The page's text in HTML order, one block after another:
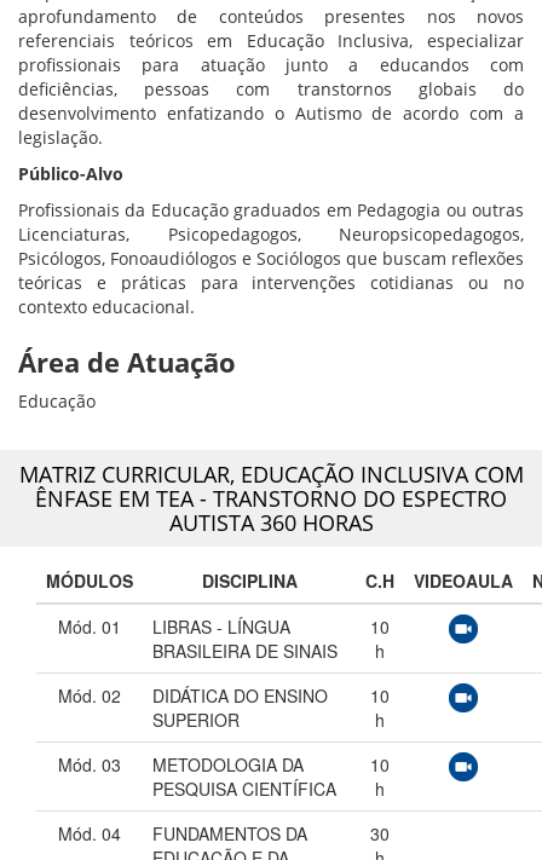
aprofundamento de conteúdos presentes nos novos
referenciais teóricos em Educação Inclusiva, especializar
profissionais para atuação junto a educandos com
deficiências, pessoas com transtornos globais do
desenvolvimento enfatizando o Autismo de acordo com a
legislação.
Público-Alvo
Profissionais da Educação graduados em Pedagogia ou outras
Licenciaturas, Psicopedagogos, Neuropsicopedagogos,
Psicólogos, Fonoaudiólogos e Sociólogos que buscam reflexões
teóricas e práticas para intervenções cotidianas ou no
contexto educacional.
Área de Atuação
Educação
MATRIZ CURRICULAR, EDUCAÇÃO INCLUSIVA COM
ÊNFASE EM TEA - TRANSTORNO DO ESPECTRO
AUTISTA 360 HORAS
MÓDULOS DISCIPLINA C.H VIDEOAULA
Mód. 01
LIBRAS - LÍNGUA
BRASILEIRA DE SINAIS
10
h
Mód. 02
DIDÁTICA DO ENSINO
SUPERIOR
10
h
Mód. 03
METODOLOGIA DA
PESQUISA CIENTÍFICA
10
h
Mód. 04
FUNDAMENTOS DA
30